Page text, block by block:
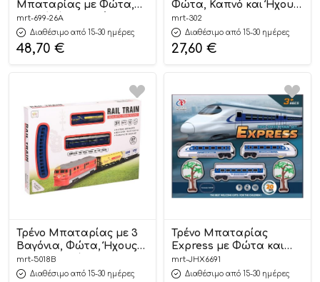
Μπαταρίας με Φώτα,
Καπνό, Φορτιστή και
USB 699-26Α 3+ – Martin
Toys
mrt-699-26Α
Διαθέσιμο από 15-30 ημέρες
48,70 €
Φώτα, Καπνό και Ήχους
302 3+ – Martin Toys
mrt-302
Διαθέσιμο από 15-30 ημέρες
27,60 €
Τρένο Μπαταρίας με 3
Βαγόνια, Φώτα, Ήχους
και Αξεσουάρ 5018Β 3+ –
Martin Toys
mrt-5018Β
Διαθέσιμο από 15-30 ημέρες
Τρένο Μπαταρίας
Express με Φώτα και
Ήχους JHX6691 3+ –
Martin Toys
mrt-JHX6691
Διαθέσιμο από 15-30 ημέρες